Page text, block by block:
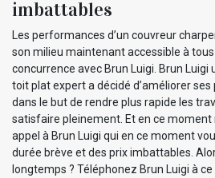
imbattables
Les performances d’un couvreur
son milieu maintenant accessible à
concurrence avec Brun Luigi. Brun
toit plat expert a décidé d’améliorer
dans le but de rendre plus rapide les
satisfaire pleinement. Et en ce moment
appel à Brun Luigi qui en ce moment
durée brève et des prix imbattables.
longtemps ? Téléphonez Brun Luigi à